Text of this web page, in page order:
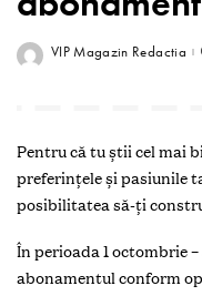
VIP Magazin Redactia
Pentru că tu știi cel mai
preferințele și pasiunile
posibilitatea să-ți
În perioada 1 octombrie
abonamentul conform